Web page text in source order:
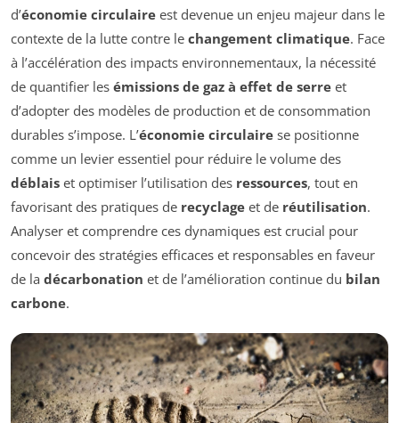
d’économie circulaire est devenue un enjeu majeur dans le
contexte de la lutte contre le changement climatique. Face
à l’accélération des impacts environnementaux, la nécessité
de quantifier les émissions de gaz à effet de serre et
d’adopter des modèles de production et de consommation
durables s’impose. L’économie circulaire se positionne
comme un levier essentiel pour réduire le volume des
déblais et optimiser l’utilisation des ressources, tout en
favorisant des pratiques de recyclage et de réutilisation.
Analyser et comprendre ces dynamiques est crucial pour
concevoir des stratégies efficaces et responsables en faveur
de la décarbonation et de l’amélioration continue du bilan
carbone.